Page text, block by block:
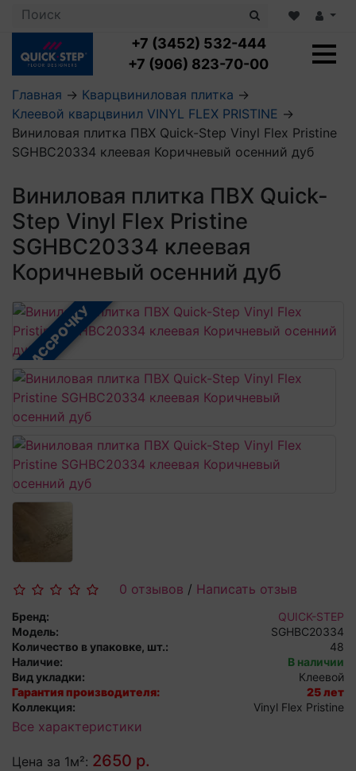
+7 (3452) 532-444
+7 (906) 823-70-00
Ламинат с укладкой
Ламинат 32 класс
Посмотреть все категории
LOC FLOOR PLUS
LOC FLOOR ARCTIC
Посмотреть все категории
Кварцвиниловая плитка с укладкой
Клеевая кварцвиниловая плитка
Виниловый ламинат
Кварцвинил SPC OASIS
Посмотреть все категории
Плинтус
Профили для ступеней
Подложка
Пороги
Посмотреть все категории
Аксессуары для стеновых панелей
Главная → Кварцвиниловая плитка →
Клеевой кварцвинил VINYL FLEX PRISTINE →
Виниловая плитка ПВХ Quick-Step Vinyl Flex Pristine
SGHBC20334 клеевая Коричневый осенний дуб
Виниловая плитка ПВХ Quick-
Step Vinyl Flex Pristine
SGHBC20334 клеевая
Коричневый осенний дуб
В РАССРОЧКУ
0 отзывов / Написать отзыв
Бренд:
QUICK-STEP
Модель:
SGHBC20334
Количество в упаковке, шт.:
48
Наличие:
В наличии
Вид укладки:
Клеевой
Гарантия производителя:
25 лет
Коллекция:
Vinyl Flex Pristine
Все характеристики
Цена за 1м²: 2650 р.